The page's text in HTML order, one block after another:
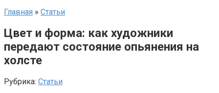
Главная » Статьи
Цвет и форма: как художники
передают состояние опьянения на
холсте
Рубрика: Статьи